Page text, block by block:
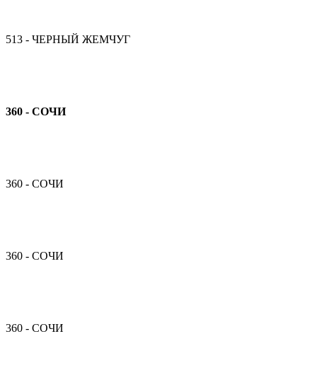
513 - ЧЕРНЫЙ ЖЕМЧУГ
360 - СОЧИ
360 - СОЧИ
360 - СОЧИ
360 - СОЧИ